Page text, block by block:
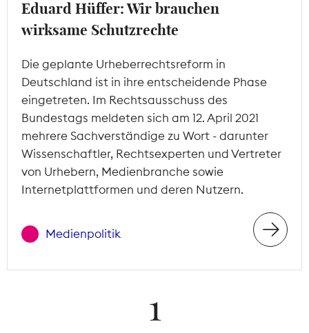
Eduard Hüffer: Wir brauchen
wirksame Schutzrechte
Die geplante Urheberrechtsreform in
Deutschland ist in ihre entscheidende Phase
eingetreten. Im Rechtsausschuss des
Bundestags meldeten sich am 12. April 2021
mehrere Sachverständige zu Wort - darunter
Wissenschaftler, Rechtsexperten und Vertreter
von Urhebern, Medienbranche sowie
Internetplattformen und deren Nutzern.
Medienpolitik
1